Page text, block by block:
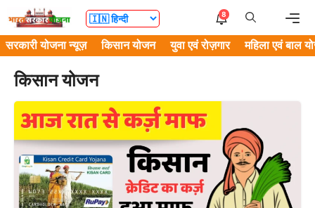
content
8
सरकारी योजना न्यूज़ किसान योजन युवा एवं रोज़गार महिला एवं बाल
किसान योजन